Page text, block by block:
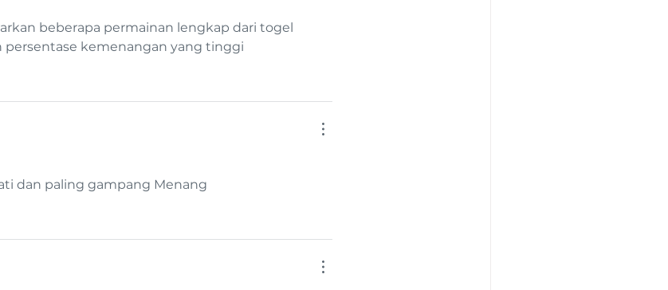
beberapa permainan lengkap dari togel
kemenangan yang tinggi
dan paling gampang Menang